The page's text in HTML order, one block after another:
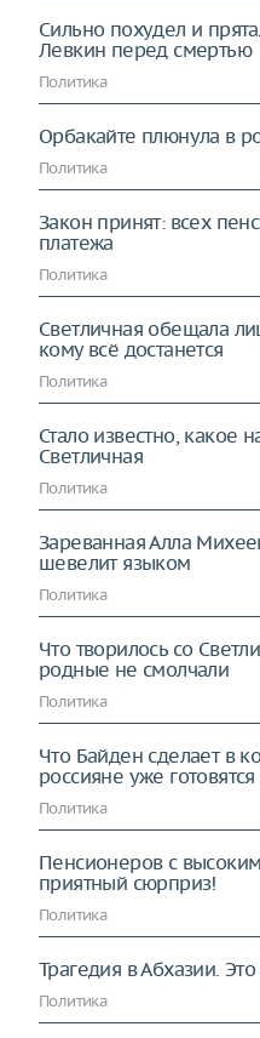
Сильно похудел и
Левкин перед смертью
Политика
Орбакайте плюнула в
Политика
Закон принят: всех
платежа
Политика
Светличная обещала
кому всё достанется
Политика
Стало известно, какое
Светличная
Политика
Зареванная Алла
шевелит языком
Политика
Что творилось со
родные не смолчали
Политика
Что Байден сделает в
россияне уже готовятся
Политика
Пенсионеров с
приятный сюрприз!
Политика
Трагедия в Абхазии.
Политика